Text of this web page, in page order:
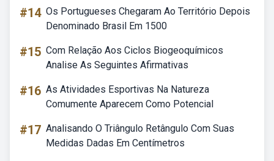
#14 Os Portugueses Chegaram Ao Território Depois
Denominado Brasil Em 1500
#15 Com Relação Aos Ciclos Biogeoquímicos
Analise As Seguintes Afirmativas
#16 As Atividades Esportivas Na Natureza
Comumente Aparecem Como Potencial
#17 Analisando O Triângulo Retângulo Com Suas
Medidas Dadas Em Centímetros